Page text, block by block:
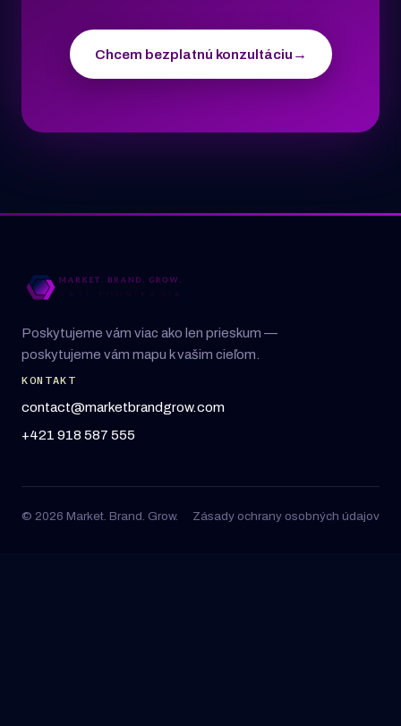
Chcem bezplatnú konzultáciu →
Poskytujeme vám viac ako len prieskum —
poskytujeme vám mapu k vašim cieľom.
KONTAKT
contact@marketbrandgrow.com
+421 918 587 555
© 2026 Market. Brand. Grow. Zásady ochrany osobných údajov